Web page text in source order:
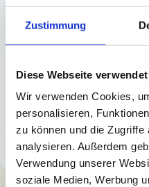
Zustimmung
Diese Webseite
Wir verwenden Cookies,
personalisieren,
zu können und die
analysieren. Außerdem
Verwendung unserer
soziale Medien, Werbung
Verkauf und Werkstatt
Bike.
Als E-Punkt Händler
Wir helfen Ihnen mit
Qualitätsanspruch und
Bedienung unsere
Bei allen individuellen